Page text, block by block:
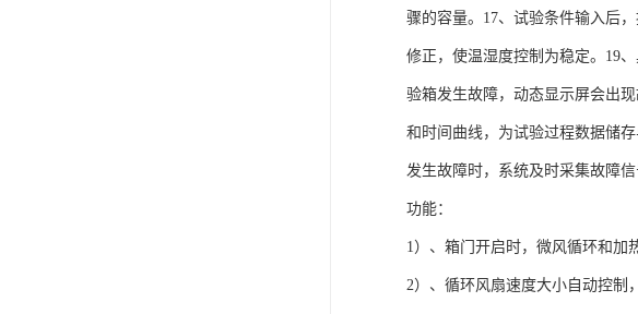
骤的容量。17、试验条件输入后
修正，使温湿度控制为稳定。19
验箱发生故障，动态显示屏会出
和时间曲线，为试验过程数据储
发生故障时，系统及时采集故障
功能：
1）、箱门开启时，微风循环和加
2）、循环风扇速度大小自动控制